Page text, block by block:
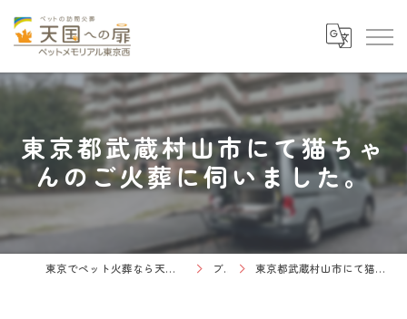
東京都武蔵村山市にて猫ちゃ
んのご火葬に伺いました。
東京でペット火葬なら天国への扉 ペットメモリアル東京西 ブログ 東京都武蔵村山市にて猫ちゃんのご火葬に伺いました。